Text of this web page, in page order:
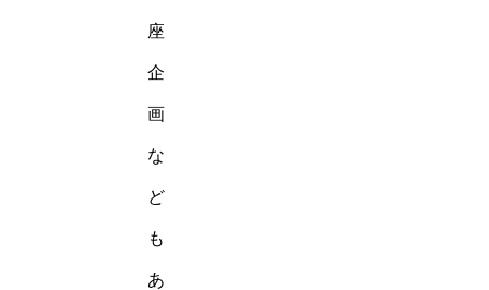
座
企
画
な
ど
も
あ